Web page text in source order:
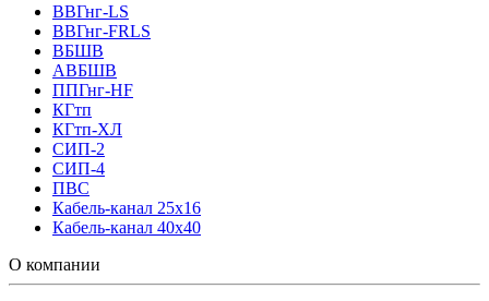
ВВГнг-LS
ВВГнг-FRLS
ВБШВ
АВБШВ
ППГнг-HF
КГтп
КГтп-ХЛ
СИП-2
СИП-4
ПВС
Кабель-канал 25х16
Кабель-канал 40х40
О компании